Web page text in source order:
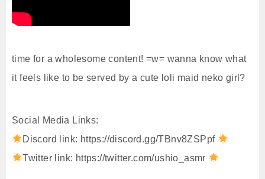
time for a wholesome content! =w= wanna know what
it feels like to be served by a cute loli maid neko girl?
Social Media Links:
Discord link: https://discord.gg/TBnv8ZSPpf
Twitter link: https://twitter.com/ushio_asmr